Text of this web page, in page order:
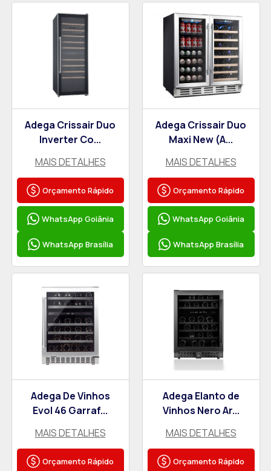
Adega Crissair Duo
Inverter Co...
MAIS DETALHES
Orçamento Rápido
WhatsApp Goiânia
WhatsApp Brasília
Adega Crissair Duo
Maxi New (A...
MAIS DETALHES
Orçamento Rápido
WhatsApp Goiânia
WhatsApp Brasília
Adega De Vinhos
Evol 46 Garraf...
MAIS DETALHES
Orçamento Rápido
Adega Elanto de
Vinhos Nero Ar...
MAIS DETALHES
Orçamento Rápido